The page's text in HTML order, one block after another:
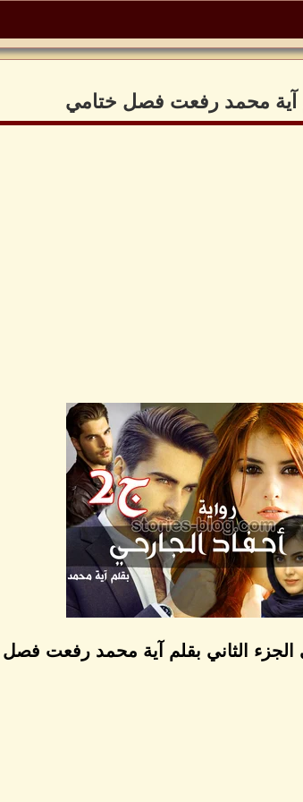
آية محمد رفعت فصل ختامي
الجزء الثاني بقلم آية محمد رفعت